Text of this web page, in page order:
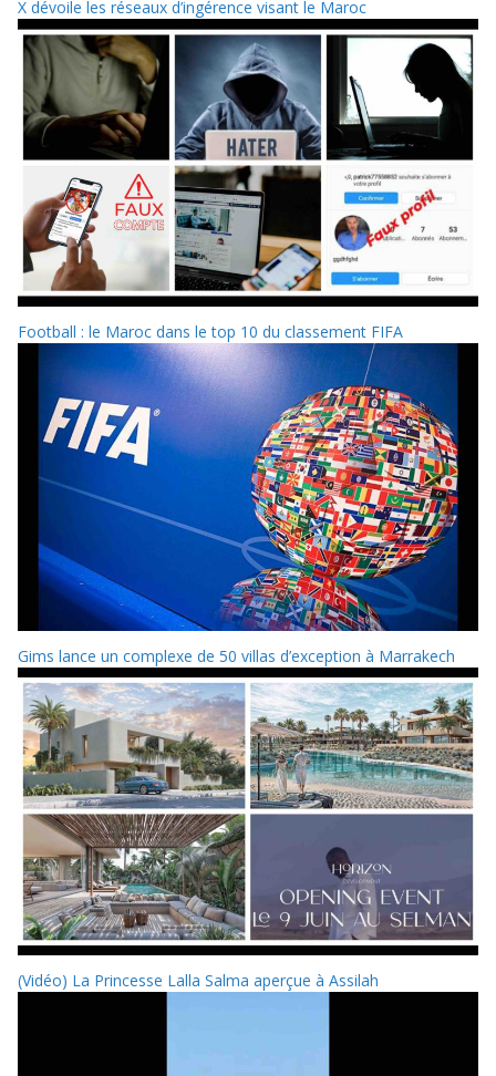
X dévoile les réseaux d’ingérence visant le Maroc
Football : le Maroc dans le top 10 du classement FIFA
Gims lance un complexe de 50 villas d’exception à Marrakech
(Vidéo) La Princesse Lalla Salma aperçue à Assilah